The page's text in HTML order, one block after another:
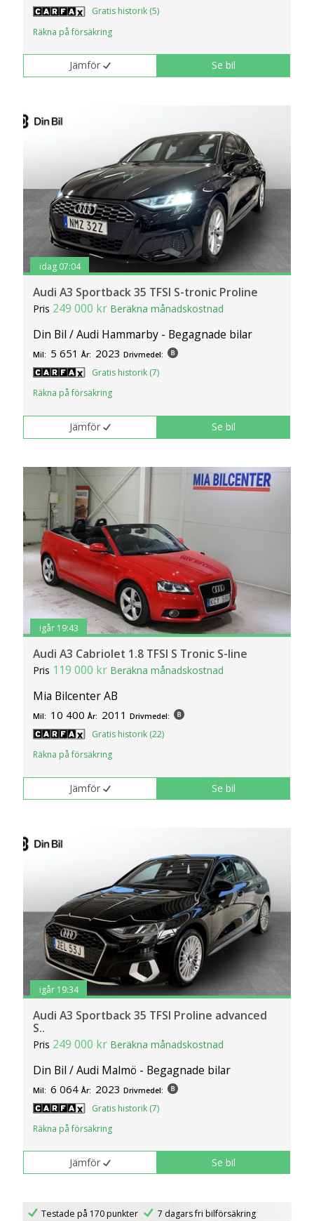
Gratis historik (5)
Räkna på försäkring
Jämför Se bil
idag 07:04
Audi A3 Sportback 35 TFSI S-tronic Proline
Pris 249 000 kr Beräkna månadskostnad
Din Bil / Audi Hammarby - Begagnade bilar
Mil: 5 651 År: 2023 Drivmedel:
Gratis historik (7)
Räkna på försäkring
Jämför Se bil
igår 19:43
Audi A3 Cabriolet 1.8 TFSI S Tronic S-line
Pris 119 000 kr Beräkna månadskostnad
Mia Bilcenter AB
Mil: 10 400 År: 2011 Drivmedel:
Gratis historik (22)
Räkna på försäkring
Jämför Se bil
igår 19:34
Audi A3 Sportback 35 TFSI Proline advanced
S..
Pris 249 000 kr Beräkna månadskostnad
Din Bil / Audi Malmö - Begagnade bilar
Mil: 6 064 År: 2023 Drivmedel:
Gratis historik (7)
Räkna på försäkring
Jämför Se bil
Testade på 170 punkter 7 dagars fri bilförsäkring